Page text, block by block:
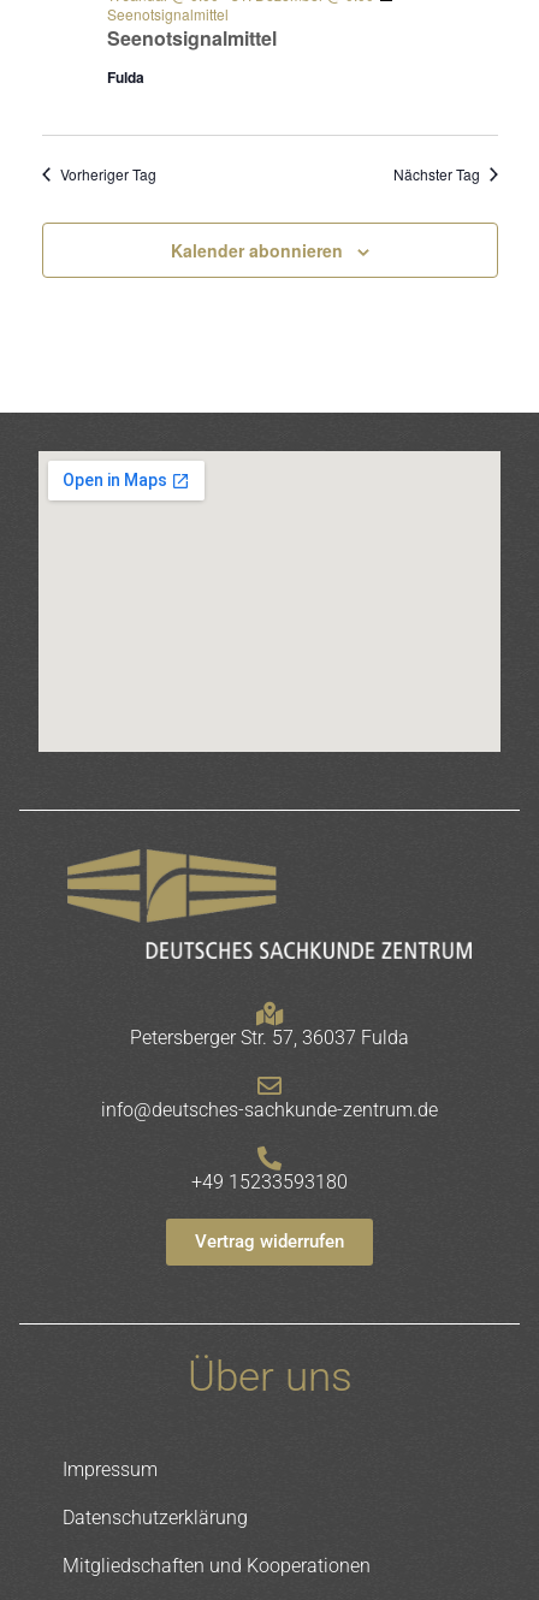
Seenotsignalmittel
Seenotsignalmittel
Fulda
Vorheriger Tag Nächster Tag
Kalender abonnieren
Petersberger Str. 57, 36037 Fulda
info@deutsches-sachkunde-zentrum.de
+49 15233593180
Vertrag widerrufen
Über uns
Impressum
Datenschutzerklärung
Mitgliedschaften und Kooperationen